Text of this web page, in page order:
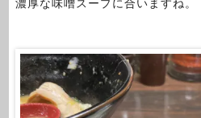
濃厚な味噌スープに合いますね。